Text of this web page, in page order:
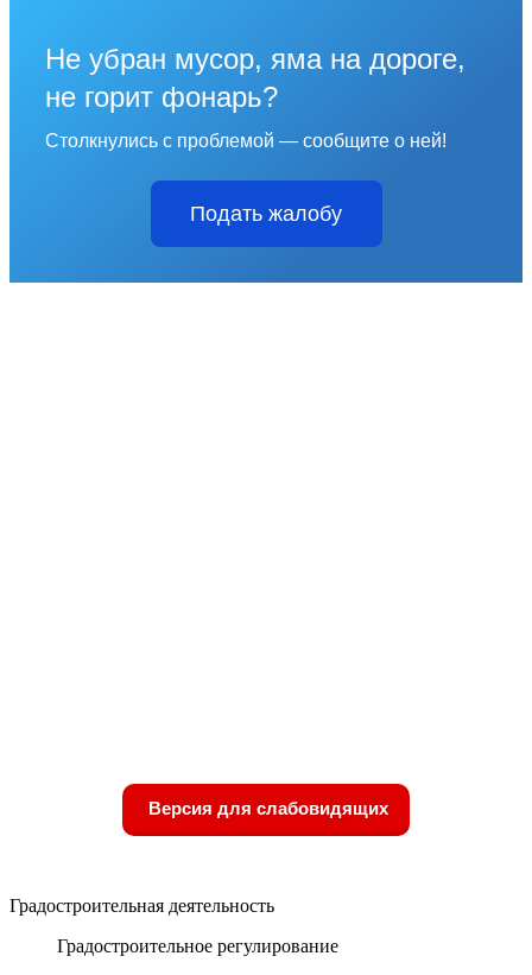
Не убран мусор, яма на дороге,
не горит фонарь?
Столкнулись с проблемой — сообщите о ней!
Подать жалобу
Версия для слабовидящих
Градостроительная деятельность
Градостроительное регулирование